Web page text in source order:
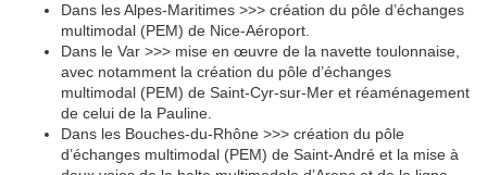
Dans les Alpes-Maritimes >>> création du pôle d’échanges
multimodal (PEM) de Nice-Aéroport.
Dans le Var >>> mise en œuvre de la navette toulonnaise,
avec notamment la création du pôle d’échanges
multimodal (PEM) de Saint-Cyr-sur-Mer et réaménagement
de celui de la Pauline.
Dans les Bouches-du-Rhône >>> création du pôle
d’échanges multimodal (PEM) de Saint-André et la mise à